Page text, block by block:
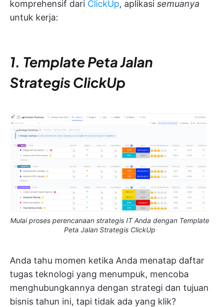
komprehensif dari ClickUp, aplikasi semuanya
untuk kerja:
1. Template Peta Jalan
Strategis ClickUp
Mulai proses perencanaan strategis IT Anda dengan Template
Peta Jalan Strategis ClickUp
Anda tahu momen ketika Anda menatap daftar
tugas teknologi yang menumpuk, mencoba
menghubungkannya dengan strategi dan tujuan
bisnis tahun ini, tapi tidak ada yang klik?